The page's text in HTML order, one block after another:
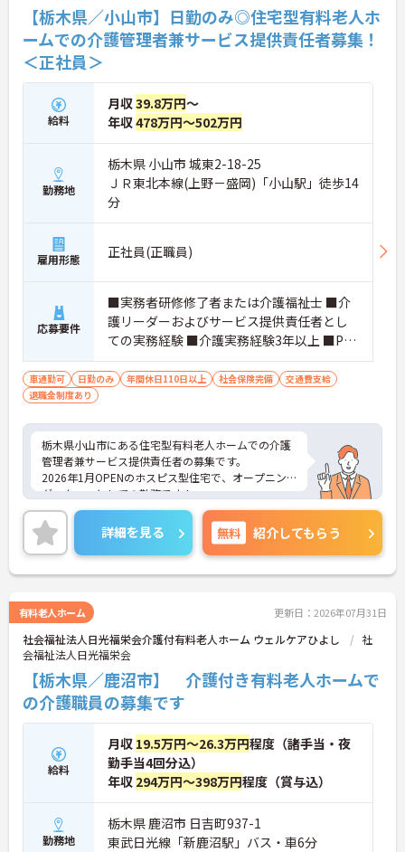
★おすすめPOINT★
【「看取り・難病ケアのプロ」として成長できる環
境が整っています】
・がん末期・神経難病の方に特化したホスピス型住
宅ならではの専門的なスキルを、日常業務の中で習
得することができます
・入社時は先輩スタッフの同行訪問からスタートす
るため、訪問介護未経験の方も安心して業務に慣れ
ることができます
・訪問診療医と24時間連携し、チームで看取りに取
り組む体制が整っているため、「看取りのプロ」と
して他施設では得られない経験を積むことができま
【頑張りがしっかり給与・評価に反映される職場で
す】
・処遇改善手当78,000円、賞与は年2回＋処遇改善
一時金も別途支給されています。
・入社半年でリーダーを任されたスタッフの実績が
あるなど、年次にかかわらず頑張りが評価され、キ
ャリアアップを実現できる職場環境です
【働きやすい休日・残業面と、長く安心して働ける
福利厚生が魅力です】
・月9日公休に加え、夏季・冬季休暇各3日が確保さ
れており（年間休日113日）、オンオフのメリハリ
をつけて働くことができます。
下回る少ない残業時間を実現しています
・退職金制度（勤続3年以上）・保育手当・育児短
時間勤務・マインドフルネスプログラムなど、長期
的に安心して働き続けるための制度が充実していま
す
【栃木県／小山市】日勤のみ◎住宅型有料老人ホ
ームでの介護管理者兼サービス提供責任者募集！
＜正社員＞
給料
月収39.8万円～
年収478万円～502万円
勤務地
栃木県 小山市 城東2-18-25
ＪＲ東北本線(上野－盛岡)「小山駅」徒歩14
分
雇用形態 正社員(正職員)
応募要件
■実務者研修修了者または介護福祉士 ■介
護リーダーおよびサービス提供責任者とし
ての実務経験 ■介護実務経験3年以上 ■PC
スキル（PC操作、Word・Excel※初級レベ
ル以上）
車通勤可 日勤のみ 年間休日110日以上 社会保険完備
交通費支給
退職金制度あり
栃木県小山市にある住宅型有料老人ホームでの介護
管理者兼サービス提供責任者の募集です。
2026年1月OPENのホスピス型住宅で、オープニン
グスタッフとしての勤務です！
18時までの日勤のみです。 保育手当や資格取得支
援制度等福利厚生が充実しています◎
ご興味のある方には、面接対策ポイントなど、さら
に詳細をお話しいたしますのでお気軽にご相談くだ
さい！
詳細を見る 無料 紹介してもらう
有料老人ホーム 更新日：2026年07月31日
社会福祉法人日光福栄会介護付有料老人ホーム ウェルケアひよし
社
会福祉法人日光福栄会
【栃木県／鹿沼市】 介護付き有料老人ホームで
の介護職員の募集です
給料
月収 19.5万円～26.3万円程度（諸手当・夜
勤手当4回分込）
年収 294万円～398万円程度（賞与込）
勤務地
栃木県 鹿沼市 日吉町937-1
東武日光線「新鹿沼駅」バス・車6分